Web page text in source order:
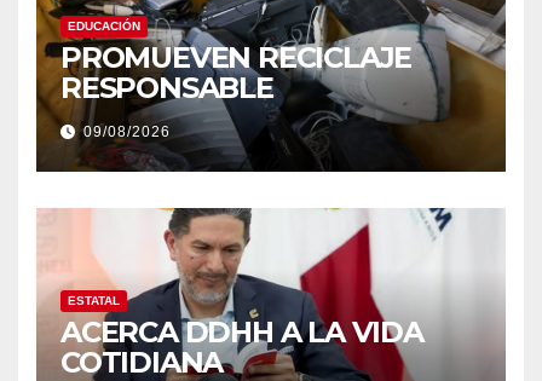
EDUCACIÓN
PROMUEVEN RECICLAJE
RESPONSABLE
09/08/2026
ESTATAL
ACERCA DDHH A LA VIDA
COTIDIANA